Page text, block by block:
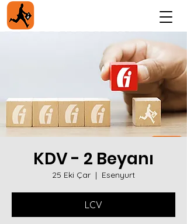
KDV - 2 Beyanı
25 Eki Çar
  |
Esenyurt
LCV